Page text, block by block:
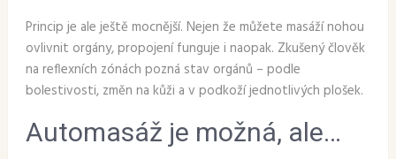
Princip je ale ještě mocnější. Nejen že můžete masáží nohou
ovlivnit orgány, propojení funguje i naopak. Zkušený člověk
na reflexních zónách pozná stav orgánů – podle
bolestivosti, změn na kůži a v podkoží jednotlivých plošek.
Automasáž je možná, ale…